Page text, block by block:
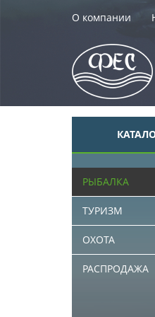
О компании
РЫБАЛКА
ТУРИЗМ
ОХОТА
РАСПРОДАЖА